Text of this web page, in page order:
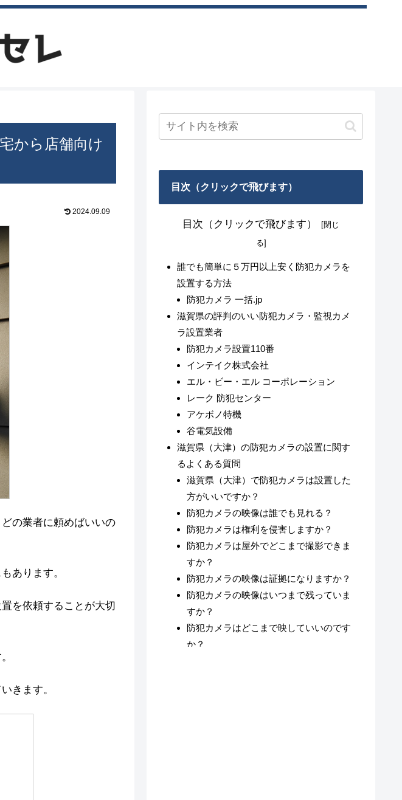
から店舗向け
2024.09.09
の業者に頼めばいいの
あります。
を依頼することが大切
きます。
目次（クリックで飛びます）
目次（クリックで飛びます）
誰でも簡単に５万円以上安く防犯カメラを
設置する方法
防犯カメラ 一括.jp
滋賀県の評判のいい防犯カメラ・監視カメ
ラ設置業者
防犯カメラ設置110番
インテイク株式会社
エル・ビー・エル コーポレーション
レーク 防犯センター
アケボノ特機
谷電気設備
滋賀県（大津）の防犯カメラの設置に関す
るよくある質問
滋賀県（大津）で防犯カメラは設置した
方がいいですか？
防犯カメラの映像は誰でも見れる？
防犯カメラは権利を侵害しますか？
防犯カメラは屋外でどこまで撮影できま
すか？
防犯カメラの映像は証拠になりますか？
防犯カメラの映像はいつまで残っていま
すか？
防犯カメラはどこまで映していいのです
か？